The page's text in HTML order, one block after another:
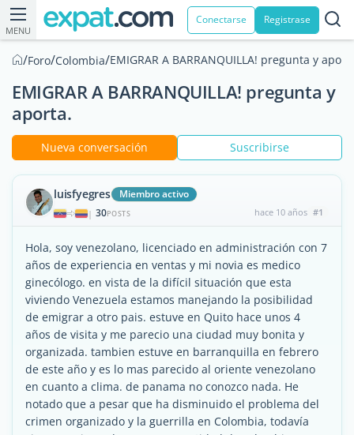
MENU
Conectarse Registrase
/Foro/Colombia/EMIGRAR A BARRANQUILLA! pregunta y
EMIGRAR A BARRANQUILLA! pregunta y
aporta.
Nueva conversación Suscribirse
luisfyegres Miembro activo
| 30POSTS hace 10 años #1
Hola, soy venezolano, licenciado en administración con 7
años de experiencia en ventas y mi novia es medico
ginecólogo. en vista de la difícil situación que esta
viviendo Venezuela estamos manejando la posibilidad
de emigrar a otro pais. estuve en Quito hace unos 4
años de visita y me parecio una ciudad muy bonita y
organizada. tambien estuve en barranquilla en febrero
de este año y es lo mas parecido al oriente venezolano
en cuanto a clima. de panama no conozco nada. He
notado que a pesar que ha disminuido el problema del
crimen organizado y la guerrilla en Colombia, todavía